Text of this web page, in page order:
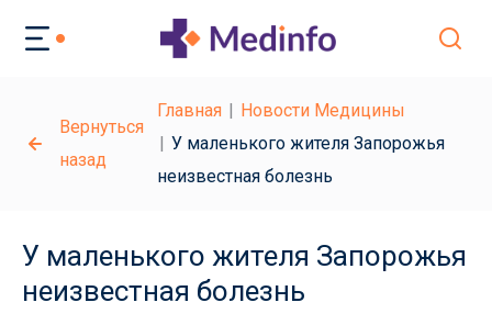
Вернуться
назад
Главная
Новости Медицины
У маленького жителя Запорожья
неизвестная болезнь
У маленького жителя Запорожья
неизвестная болезнь